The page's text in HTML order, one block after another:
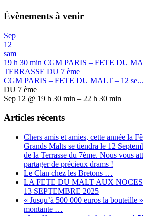
Évènements à venir
Sep
12
sam
19 h 30 min CGM PARIS – FETE DU
TERRASSE DU 7 ème
CGM PARIS – FETE DU MALT – 12 se...
DU 7 ème
Sep 12 @ 19 h 30 min – 22 h 30 min
Articles récents
Chers amis et amies, cette année la
Grands Malts se tiendra le 12
de la Terrasse du 7ème. Nous vous
partager de précieux drams !
Le Clan chez les Bretons …
LA FETE DU MALT AUX
13 SEPTEMBRE 2025
« Jusqu’à 500 000 euros la bouteille
montante …